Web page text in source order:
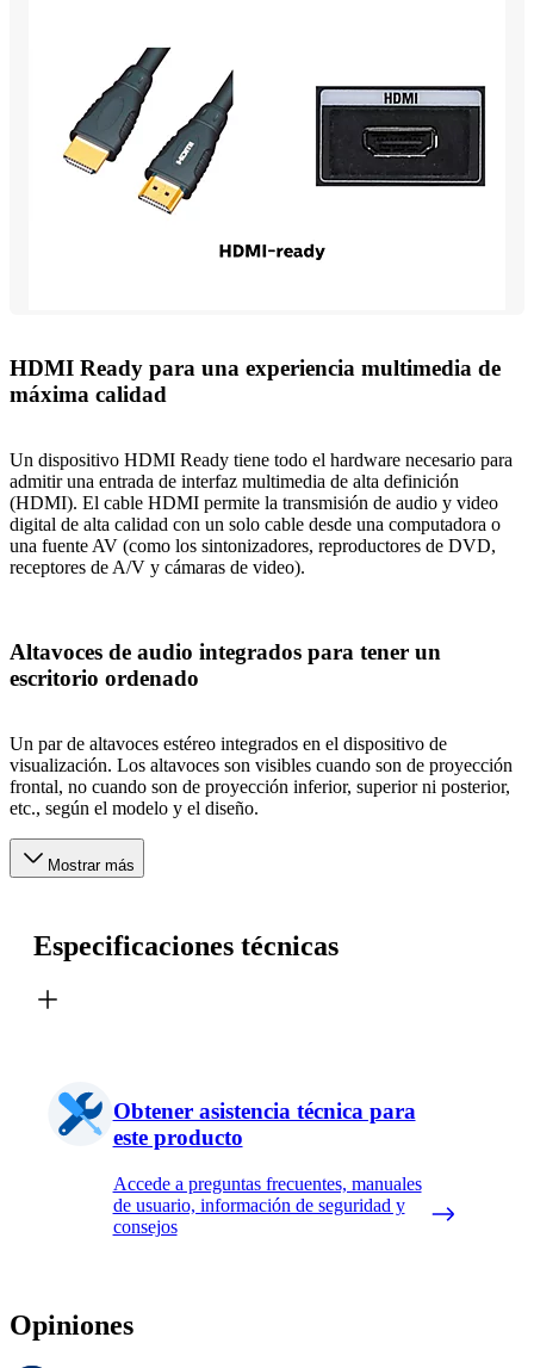
HDMI Ready para una experiencia multimedia de
máxima calidad
Un dispositivo HDMI Ready tiene todo el hardware necesario para
admitir una entrada de interfaz multimedia de alta definición
(HDMI). El cable HDMI permite la transmisión de audio y video
digital de alta calidad con un solo cable desde una computadora o
una fuente AV (como los sintonizadores, reproductores de DVD,
receptores de A/V y cámaras de video).
Altavoces de audio integrados para tener un
escritorio ordenado
Un par de altavoces estéreo integrados en el dispositivo de
visualización. Los altavoces son visibles cuando son de proyección
frontal, no cuando son de proyección inferior, superior ni posterior,
etc., según el modelo y el diseño.
Mostrar más
Especificaciones técnicas
Obtener asistencia técnica para
este producto
Accede a preguntas frecuentes, manuales
de usuario, información de seguridad y
consejos
Opiniones